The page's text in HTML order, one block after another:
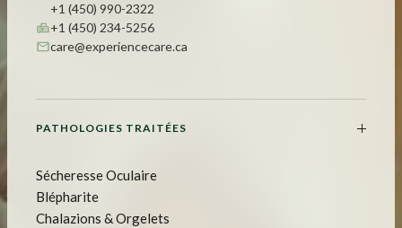
+1 (450) 990-2322
+1 (450) 234-5256
care@experiencecare.ca
PATHOLOGIES TRAITÉES
Sécheresse Oculaire
Blépharite
Chalazions & Orgelets